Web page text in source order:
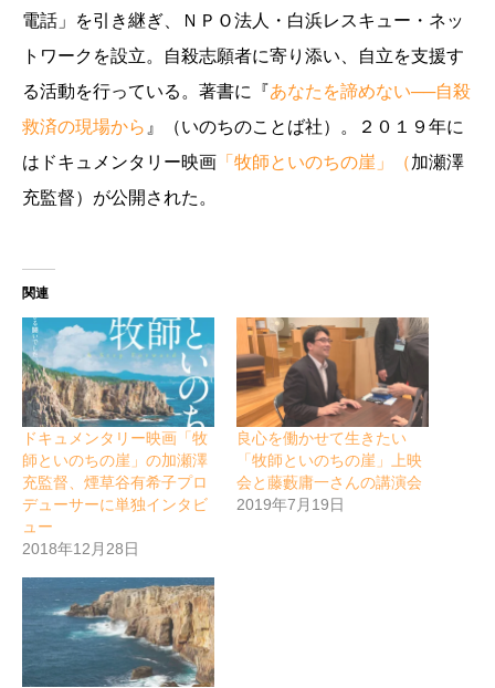
電話」を引き継ぎ、ＮＰＯ法人・白浜レスキュー・ネッ
トワークを設立。自殺志願者に寄り添い、自立を支援す
る活動を行っている。著書に『あなたを諦めない──自殺
救済の現場から 』（いのちのことば社）。２０１９年に
はドキュメンタリー映画 「牧師といのちの崖」（加瀬澤
充監督）が公開された。
関連
ドキュメンタリー映画「牧
師といのちの崖」の加瀬澤
充監督、煙草谷有希子プロ
デューサーに単独インタビ
ュー
2018年12月28日
良心を働かせて生きたい
「牧師といのちの崖」上映
会と藤藪庸一さんの講演会
2019年7月19日